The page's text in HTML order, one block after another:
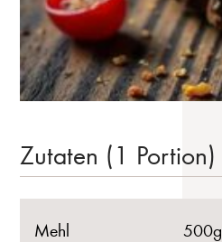
Zutaten (1 Portion)
Mehl
500g